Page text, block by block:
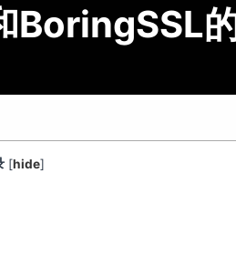
BoringSSL
[hide]